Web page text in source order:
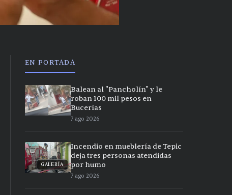
EN PORTADA
Balean al "Pancholín" y le
roban 100 mil pesos en
Bucerías
7 ago 2026
GALERÍA
Incendio en mueblería de Tepic
deja tres personas atendidas
por humo
7 ago 2026